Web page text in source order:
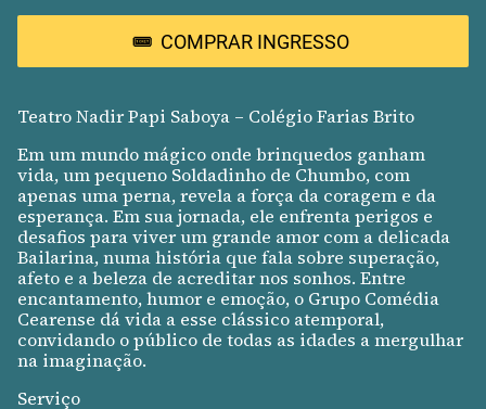
COMPRAR INGRESSO
Teatro Nadir Papi Saboya – Colégio Farias Brito
Em um mundo mágico onde brinquedos ganham
vida, um pequeno Soldadinho de Chumbo, com
apenas uma perna, revela a força da coragem e da
esperança. Em sua jornada, ele enfrenta perigos e
desafios para viver um grande amor com a delicada
Bailarina, numa história que fala sobre superação,
afeto e a beleza de acreditar nos sonhos. Entre
encantamento, humor e emoção, o Grupo Comédia
Cearense dá vida a esse clássico atemporal,
convidando o público de todas as idades a mergulhar
na imaginação.
Serviço